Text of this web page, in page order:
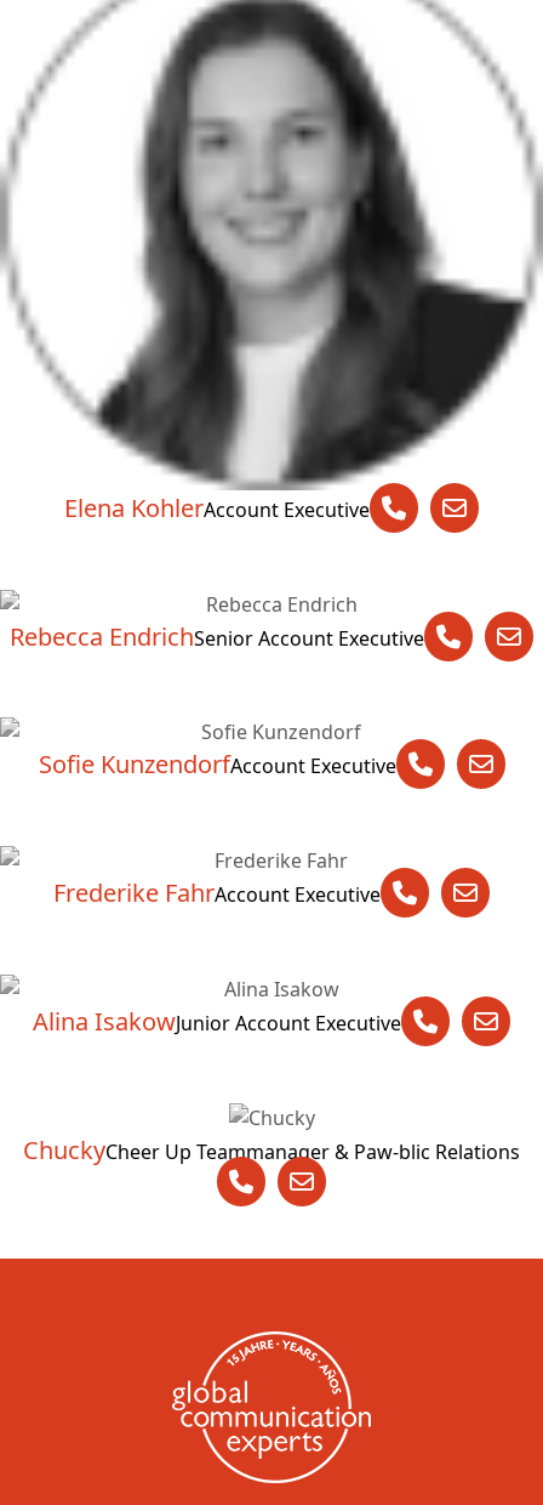
Elena KohlerAccount Executive
Rebecca EndrichSenior Account Executive
Sofie KunzendorfAccount Executive
Frederike FahrAccount Executive
Alina IsakowJunior Account Executive
ChuckyCheer Up Teammanager & Paw-blic Relations